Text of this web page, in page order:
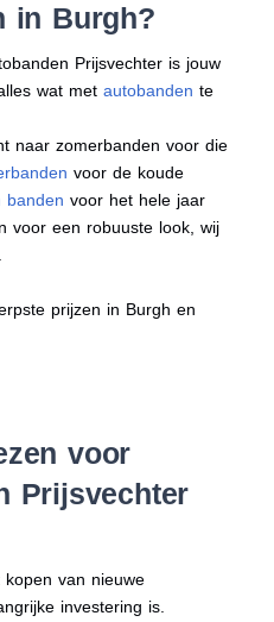
in Burgh?
Prijsvechter is jouw
wat met autobanden te
naar zomerbanden voor die
voor de koude
banden voor het hele jaar
voor een robuuste look, wij
prijzen in Burgh en
voor
Prijsvechter
van nieuwe
investering is.